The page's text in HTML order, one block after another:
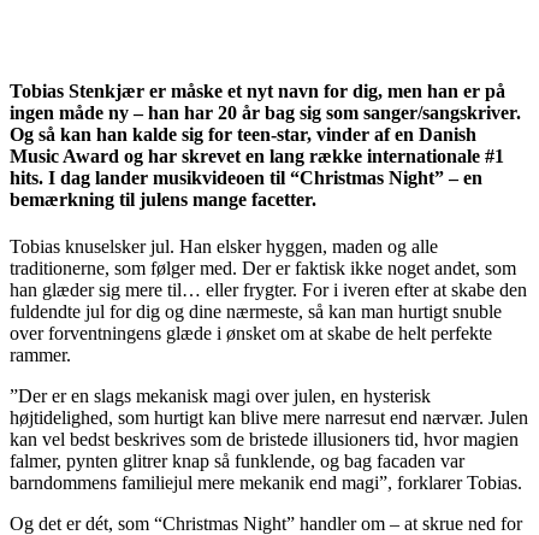
Tobias Stenkjær er måske et nyt navn for dig, men han er på
ingen måde ny – han har 20 år bag sig som sanger/sangskriver.
Og så kan han kalde sig for teen-star, vinder af en Danish
Music Award og har skrevet en lang række internationale #1
hits. I dag lander musikvideoen til “Christmas Night” – en
bemærkning til julens mange facetter.
Tobias knuselsker jul. Han elsker hyggen, maden og alle
traditionerne, som følger med. Der er faktisk ikke noget andet, som
han glæder sig mere til… eller frygter. For i iveren efter at skabe den
fuldendte jul for dig og dine nærmeste, så kan man hurtigt snuble
over forventningens glæde i ønsket om at skabe de helt perfekte
rammer.
”Der er en slags mekanisk magi over julen, en hysterisk
højtidelighed, som hurtigt kan blive mere narresut end nærvær. Julen
kan vel bedst beskrives som de bristede illusioners tid, hvor magien
falmer, pynten glitrer knap så funklende, og bag facaden var
barndommens familiejul mere mekanik end magi”, forklarer Tobias.
Og det er dét, som “Christmas Night” handler om – at skrue ned for